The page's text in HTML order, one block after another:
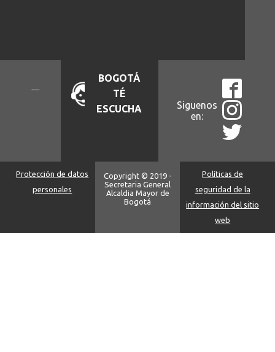
BOGOTÁ
TÉ
ESCUCHA
Siguenos
en:
Protección de datos
personales
Copyright © 2019 -
Secretaria General
Alcaldia Mayor de
Bogotá
Políticas de
seguridad de la
información del sitio
web